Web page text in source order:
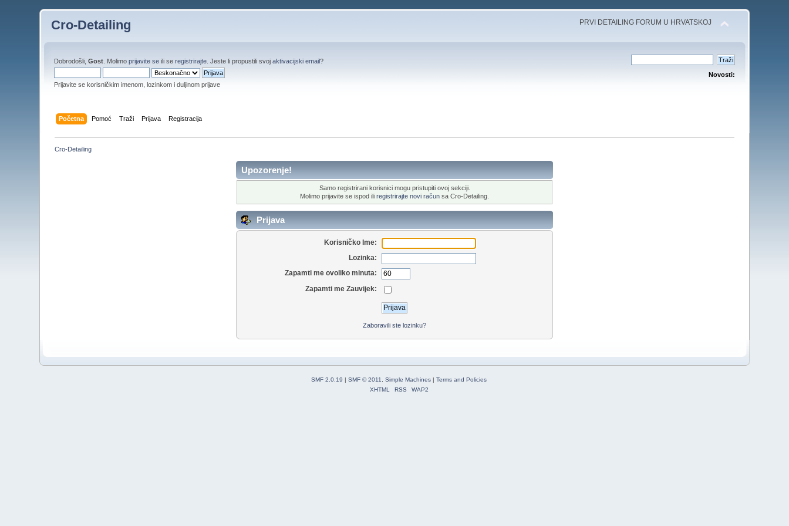
Cro-Detailing PRVI DETAILING FORUM U HRVATSKOJ
Dobrodošli,Gost . Molimoprijavite se ili seregistrirajte . Jeste li propustili svojaktivacijski email?
Prijavite se korisničkim imenom, lozinkom i duljinom prijave
Novosti:
Početna Pomoć Traži Prijava Registracija
Cro-Detailing
Upozorenje!
Samo registrirani korisnici mogu pristupiti ovoj sekciji.
Molimo prijavite se ispod ili registrirajte novi račun sa Cro-Detailing.
Prijava
Korisničko Ime:
Lozinka:
Zapamti me ovoliko minuta:
Zapamti me Zauvijek:
Zaboravili ste lozinku?
SMF 2.0.19 | SMF © 2011 Simple Machines | Terms and Policies
XHTML
RSS WAP2